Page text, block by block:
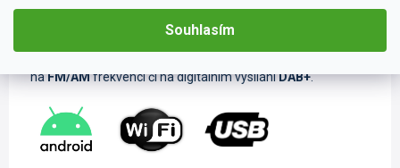
Souhlasím
flashdisku čiBluetooth. Lze také jednoduše nahrávky
streamovat ze svého chytrého zařízení pomocí funkce
naFM/AMfrekvenci či na digitálním vysíláníDAB+.